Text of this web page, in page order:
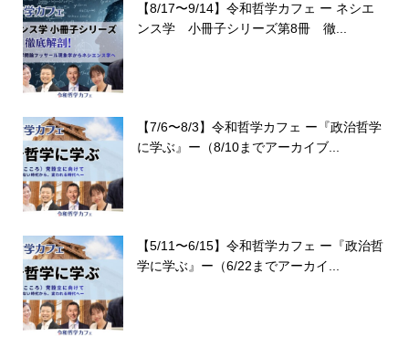
【8/17〜9/14】令和哲学カフェ ー ネシエ
ンス学 小冊子シリーズ第8冊 徹...
【7/6〜8/3】令和哲学カフェ ー『政治哲学
に学ぶ』ー（8/10までアーカイブ...
【5/11〜6/15】令和哲学カフェ ー『政治哲
学に学ぶ』ー（6/22までアーカイ...